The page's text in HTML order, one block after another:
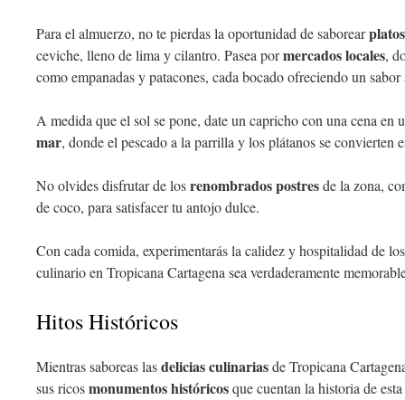
Para el almuerzo, no te pierdas la oportunidad de saborear
ceviche, lleno de lima y cilantro. Pasea pormercados locales,
como empanadas y patacones, cada bocado ofreciendo un
A medida que el sol se pone, date un capricho con una cena en
mar, donde el pescado a la parrilla y los plátanos se convierten
No olvides disfrutar de losrenombrados postresde la zona,
de coco, para satisfacer tu antojo dulce.
Con cada comida, experimentarás la calidez y hospitalidad de
culinario en Tropicana Cartagena sea verdaderamente
Hitos Históricos
Mientras saboreas lasdelicias culinariasde Tropicana
sus ricosmonumentos históricosque cuentan la historia de